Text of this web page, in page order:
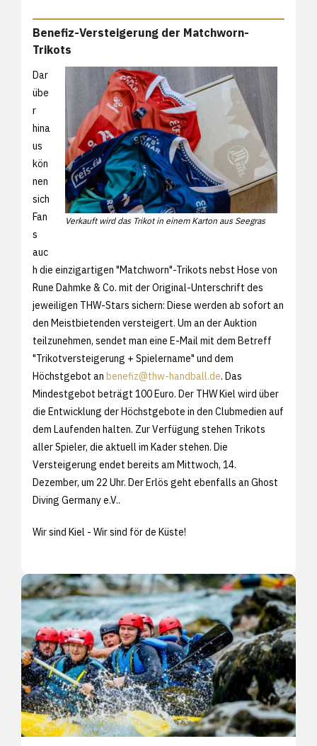
Benefiz-Versteigerung der Matchworn-
Trikots
Verkauft wird das Trikot in einem Karton aus Seegras
Dar
übe
r
hina
us
kön
nen
sich
Fan
s
auc
h die einzigartigen "Matchworn"-Trikots nebst Hose von
Rune Dahmke & Co. mit der Original-Unterschrift des
jeweiligen THW-Stars sichern: Diese werden ab sofort an
den Meistbietenden versteigert. Um an der Auktion
teilzunehmen, sendet man eine E-Mail mit dem Betreff
"Trikotversteigerung + Spielername" und dem
Höchstgebot an benefiz@thw-handball.de. Das
Mindestgebot beträgt 100 Euro. Der THW Kiel wird über
die Entwicklung der Höchstgebote in den Clubmedien auf
dem Laufenden halten. Zur Verfügung stehen Trikots
aller Spieler, die aktuell im Kader stehen. Die
Versteigerung endet bereits am Mittwoch, 14.
Dezember, um 22 Uhr. Der Erlös geht ebenfalls an Ghost
Diving Germany e.V..
Wir sind Kiel - Wir sind för de Küste!